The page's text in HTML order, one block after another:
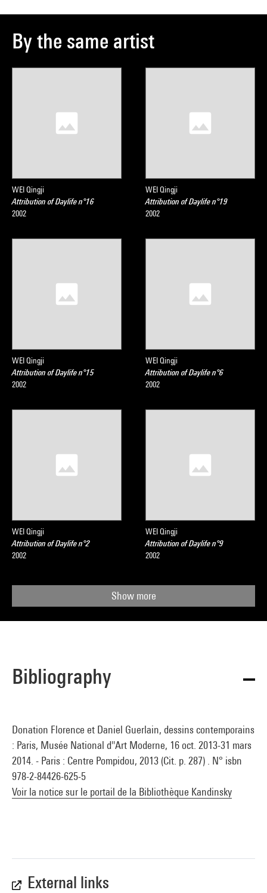
By the same artist
WEI Qingji
Attribution of Daylife n°16
2002
WEI Qingji
Attribution of Daylife n°19
2002
WEI Qingji
Attribution of Daylife n°15
2002
WEI Qingji
Attribution of Daylife n°6
2002
WEI Qingji
Attribution of Daylife n°2
2002
WEI Qingji
Attribution of Daylife n°9
2002
Show more
Bibliography
Donation Florence et Daniel Guerlain, dessins contemporains
: Paris, Musée National d''Art Moderne, 16 oct. 2013-31 mars
2014. - Paris : Centre Pompidou, 2013 (Cit. p. 287) . N° isbn
978-2-84426-625-5
Voir la notice sur le portail de la Bibliothèque Kandinsky
External links